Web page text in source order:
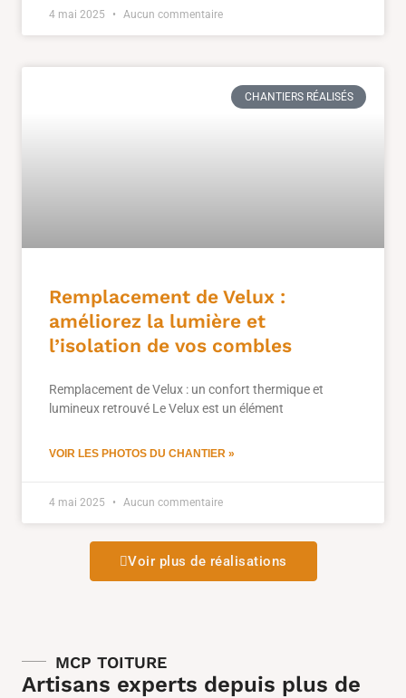
4 mai 2025 Aucun commentaire
CHANTIERS RÉALISÉS
Remplacement de Velux :
améliorez la lumière et
l’isolation de vos combles
Remplacement de Velux : un confort thermique et
lumineux retrouvé Le Velux est un élément
VOIR LES PHOTOS DU CHANTIER »
4 mai 2025 Aucun commentaire
Voir plus de réalisations
MCP TOITURE
Artisans experts depuis plus de